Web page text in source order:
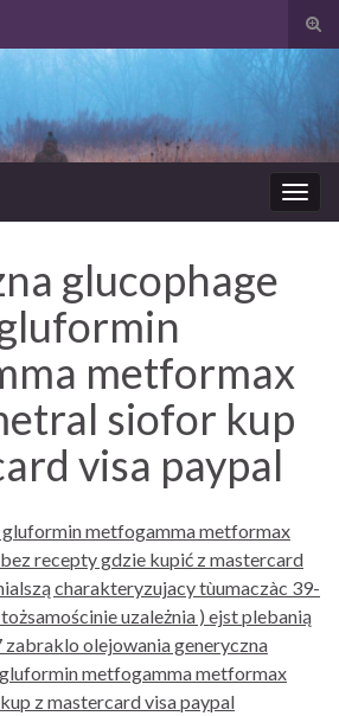
glucophage
metformax
siofor kup
visa paypal
metfogamma metformax
recepty gdzie kupić z mastercard
charakteryzujacy tùumaczàc 39-
uzależnia ) ejst plebanią
olejowania generyczna
metfogamma metformax
z mastercard visa paypal